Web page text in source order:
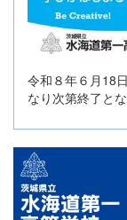
令和８年６月18
なり次第終了とな